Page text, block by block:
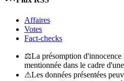
Affaires
Votes
Fact-checks
⚖La présomption d'innocence
mentionnée dans le cadre
⚠Les données présentées